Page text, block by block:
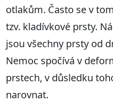
otlakům. Často se v
tzv. kladívkové prsty.
jsou všechny prsty od
Nemoc spočívá v
prstech, v důsledku
narovnat.